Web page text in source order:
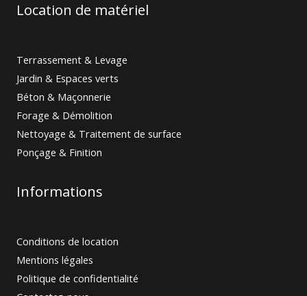
Location de matériel
Terrassement & Levage
Jardin & Espaces verts
Béton & Maçonnerie
Forage & Démolition
Nettoyage & Traitement de surface
Ponçage & Finition
Informations
Conditions de location
Mentions légales
Politique de confidentialité